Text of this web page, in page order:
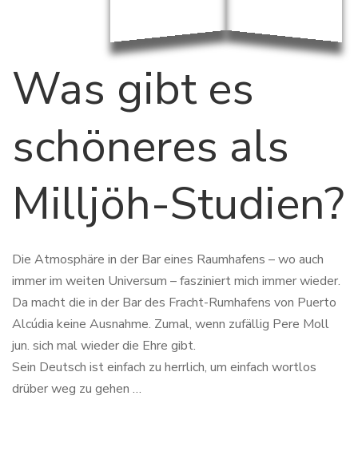
Was gibt es
schöneres als
Milljöh-Studien?
Die Atmosphäre in der Bar eines Raumhafens – wo auch
immer im weiten Universum – fasziniert mich immer wieder.
Da macht die in der Bar des Fracht-Rumhafens von Puerto
Alcúdia keine Ausnahme. Zumal, wenn zufällig Pere Moll
jun. sich mal wieder die Ehre gibt.
Sein Deutsch ist einfach zu herrlich, um einfach wortlos
drüber weg zu gehen …